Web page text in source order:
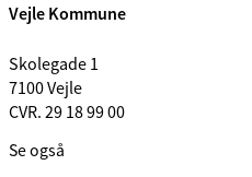
Vejle Kommune
Skolegade 1
7100 Vejle
CVR. 29 18 99 00
Se også